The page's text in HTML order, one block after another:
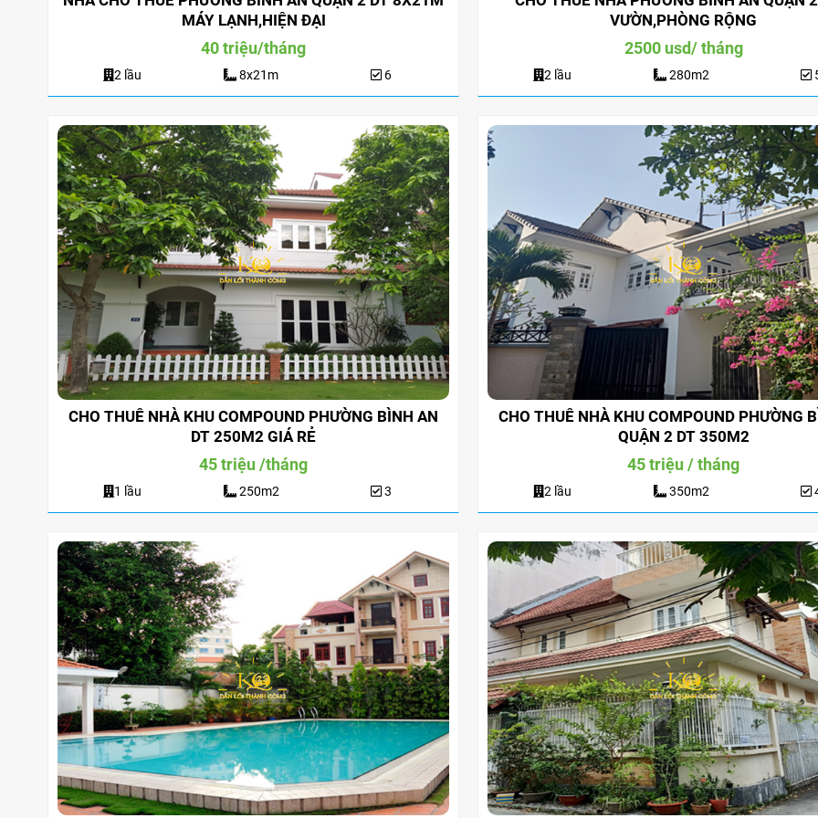
MÁY LẠNH,HIỆN ĐẠI
40 triệu/tháng
2 lầu 8x21m 6
VƯỜN,PHÒNG RỘNG
2500 usd/ tháng
2 lầu 280m2
CHO THUÊ NHÀ KHU COMPOUND PHƯỜNG BÌNH AN
DT 250M2 GIÁ RẺ
45 triệu /tháng
1 lầu 250m2 3
CHO THUÊ NHÀ KHU COMPOUND PHƯỜNG
QUẬN 2 DT 350M2
45 triệu / tháng
2 lầu 350m2